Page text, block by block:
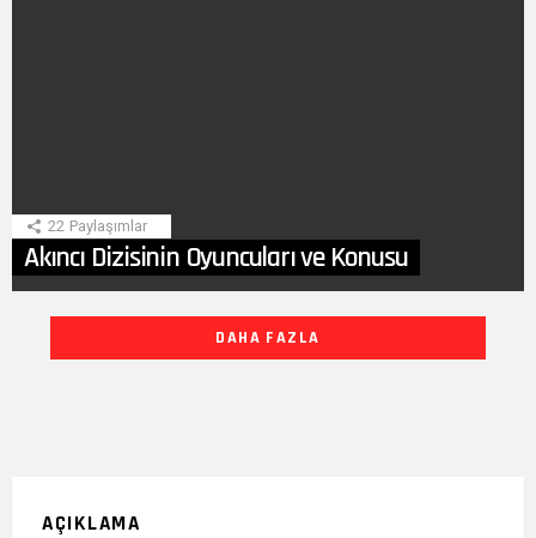
22 Paylaşımlar
Akıncı Dizisinin Oyuncuları ve Konusu
DAHA FAZLA
AÇIKLAMA